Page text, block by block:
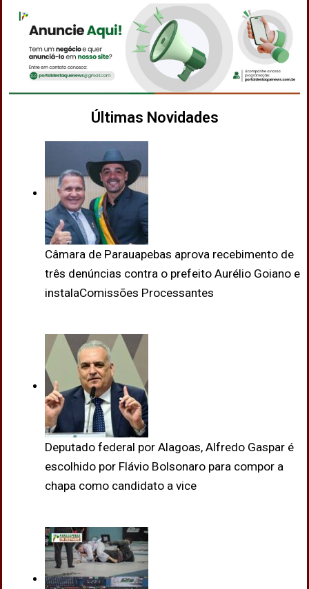
Últimas Novidades
Câmara de Parauapebas aprova recebimento de
três denúncias contra o prefeito Aurélio Goiano e
instalaComissões Processantes
Deputado federal por Alagoas, Alfredo Gaspar é
escolhido por Flávio Bolsonaro para compor a
chapa como candidato a vice